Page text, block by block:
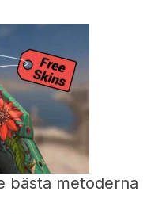
bästa metoderna